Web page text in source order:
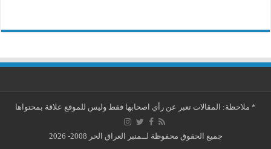
* ملاحظة: المقالات تعبر عن رأي اصحابها فقط وليس للموقع علاقة بمحتواها
جميع الحقوق محفوظة لــمنبر العراق الحر 2008- 2026